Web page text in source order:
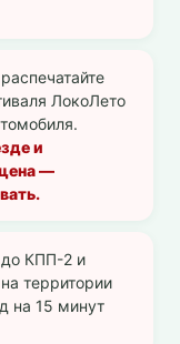
ЛокоЛето
и
—
до КПП-2 и
территории
на 15 минут